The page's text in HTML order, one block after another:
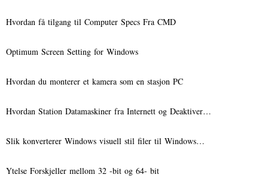
Hvordan få tilgang til Computer Specs Fra CMD
Optimum Screen Setting for Windows
Hvordan du monterer et kamera som en stasjon PC
Hvordan Station Datamaskiner fra Internett og Deaktiver…
Slik konverterer Windows visuell stil filer til Windows…
Ytelse Forskjeller mellom 32 -bit og 64- bit